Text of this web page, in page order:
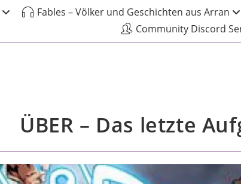
Fables – Völker und Geschichten aus Arran
Community Discord
ÜBER – Das letzte